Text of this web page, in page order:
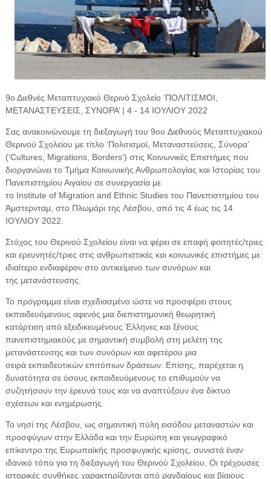
9ο Διεθνές Μεταπτυχιακό Θερινό Σχολείο ‘ΠΟΛΙΤΙΣΜΟΙ,
ΜΕΤΑΝΑΣΤΕΥΣΕΙΣ, ΣΥΝΟΡΑ’ | 4 - 14 ΙΟΥΛΙΟΥ 2022
Σας ανακοινώνουμε τη διεξαγωγή του 9ου Διεθνούς Μεταπτυχιακού
Θερινού Σχολείου με τίτλο ‘Πολιτισμοί, Μεταναστεύσεις, Σύνορα’
(‘Cultures, Migrations, Borders’) στις Κοινωνικές Επιστήμες που
διοργανώνει το Τμήμα Κοινωνικής Ανθρωπολογίας και Ιστορίας του
Πανεπιστημίου Αιγαίου σε συνεργασία με
το Institute of Migration and Ethnic Studies του Πανεπιστημίου του
Άμστερνταμ, στο Πλωμάρι της Λέσβου, από τις 4 έως τις 14
ΙΟΥΛΙΟΥ 2022.
Στόχος του Θερινού Σχολείου είναι να φέρει σε επαφή φοιτητές/τριες
και ερευνητές/τριες στις ανθρωπιστικές και κοινωνικές επιστήμες με
ιδιαίτερο ενδιαφέρον στο αντικείμενο των συνόρων και
της μετανάστευσης.
Το πρόγραμμα είναι σχεδιασμένο ώστε να προσφέρει στους
εκπαιδευόμενους αφενός μια διεπιστημονική θεωρητική
κατάρτιση από εξειδικευμένους Έλληνες και ξένους
πανεπιστημιακούς με σημαντική συμβολή στη μελέτη της
μετανάστευσης και των συνόρων και αφετέρου μια
σειρά εκπαιδευτικών επιτόπιων δράσεων. Επίσης, παρέχεται η
δυνατότητα σε όσους εκπαιδευόμενους το επιθυμούν να
συζητήσουν την έρευνά τους και να αναπτύξουν ένα δίκτυο
σχέσεων και ενημέρωσης.
Το νησί της Λέσβου, ως σημαντική πύλη εισόδου μεταναστών και
προσφύγων στην Ελλάδα και την Ευρώπη και γεωγραφικό
επίκεντρο της Ευρωπαϊκής προσφυγικής κρίσης, συνιστά έναν
ιδανικό τόπο για τη διεξαγωγή του Θερινού Σχολείου. Οι τρέχουσες
ιστορικές συνθήκες χαρακτηρίζονται από ραγδαίους και βίαιους